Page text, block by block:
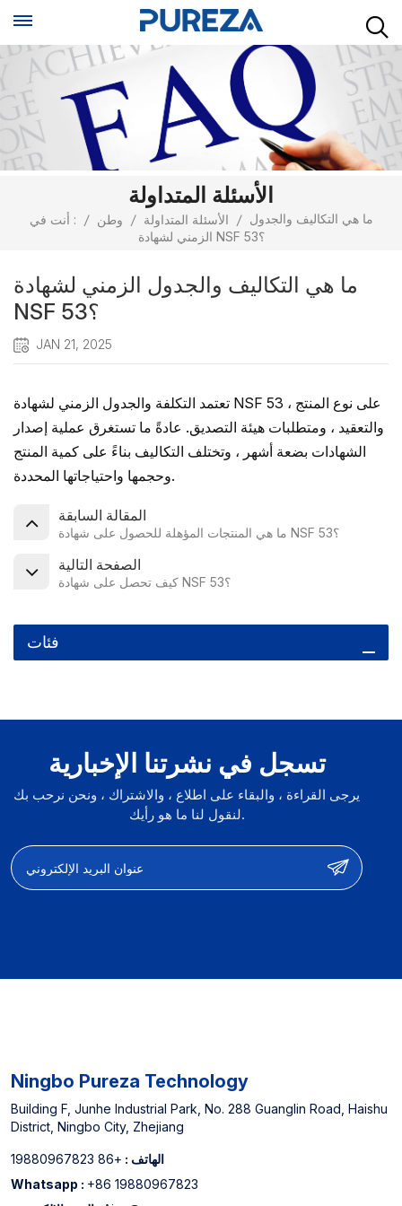
الأسئلة المتداولة
أنت في : / وطن / الأسئلة المتداولة /
ما هي التكاليف والجدول
الزمني لشهادة NSF 53؟
ما هي التكاليف والجدول الزمني لشهادة
NSF 53؟
JAN 21, 2025
تعتمد التكلفة والجدول الزمني لشهادة NSF 53 على نوع المنتج ،
والتعقيد ، ومتطلبات هيئة التصديق. عادةً ما تستغرق عملية إصدار
الشهادات بضعة أشهر ، وتختلف التكاليف بناءً على كمية المنتج
وحجمها واحتياجاتها المحددة.
المقالة السابقة
ما هي المنتجات المؤهلة للحصول على شهادة NSF 53؟
الصفحة التالية
كيف تحصل على شهادة NSF 53؟
فئات
تسجل في نشرتنا الإخبارية
يرجى القراءة ، والبقاء على اطلاع ، والاشتراك ، ونحن نرحب بك
لنقول لنا ما هو رأيك.
Ningbo Pureza Technology
Building F, Junhe Industrial Park, No. 288 Guanglin Road, Haishu
District, Ningbo City, Zhejiang
الهاتف : +86 19880967823
Whatsapp : +86 19880967823